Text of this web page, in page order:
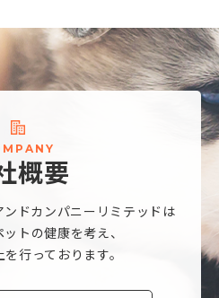
M P A N Y
概要
ンドカンパニーリミテッドは
トの健康を考え、
行っております。